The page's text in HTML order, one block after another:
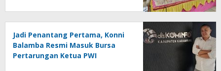
Keputusan Anggota
Jadi Penantang Pertama, Konni
Balamba Resmi Masuk Bursa
Pertarungan Ketua PWI